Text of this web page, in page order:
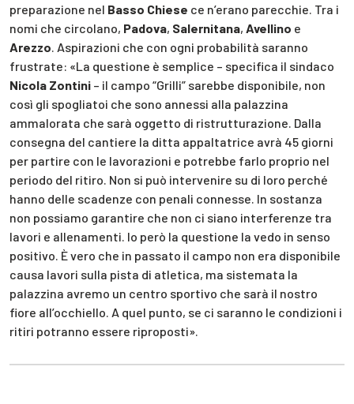
preparazione nel Basso Chiese ce n’erano parecchie. Tra i
nomi che circolano, Padova, Salernitana, Avellino e
Arezzo . Aspirazioni che con ogni probabilità saranno
frustrate: «La questione è semplice – specifica il sindaco
Nicola Zontini – il campo “Grilli” sarebbe disponibile, non
così gli spogliatoi che sono annessi alla palazzina
ammalorata che sarà oggetto di ristrutturazione. Dalla
consegna del cantiere la ditta appaltatrice avrà 45 giorni
per partire con le lavorazioni e potrebbe farlo proprio nel
periodo del ritiro. Non si può intervenire su di loro perché
hanno delle scadenze con penali connesse. In sostanza
non possiamo garantire che non ci siano interferenze tra
lavori e allenamenti. Io però la questione la vedo in senso
positivo. È vero che in passato il campo non era disponibile
causa lavori sulla pista di atletica, ma sistemata la
palazzina avremo un centro sportivo che sarà il nostro
fiore all’occhiello. A quel punto, se ci saranno le condizioni i
ritiri potranno essere riproposti».